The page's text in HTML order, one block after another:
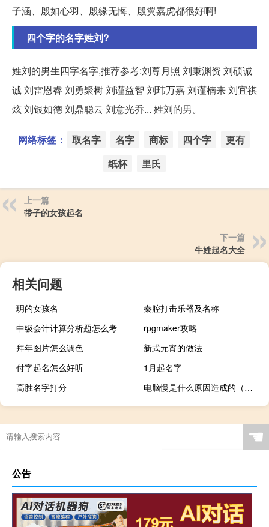
子涵、殷如心羽、殷缘无悔、殷翼嘉虎都很好啊!
四个字的名字姓刘?
姓刘的男生四字名字,推荐参考:刘尊月照 刘秉渊资 刘硕诚
诚 刘雷恩睿 刘勇聚树 刘谨益智 刘玮万嘉 刘谨楠来 刘宜祺
炫 刘银如德 刘鼎聪云 刘意光乔... 姓刘的男。
网络标签： 取名字 名字 商标 四个字
更有
纸杯
里氏
上一篇
带子的女孩起名
下一篇
牛姓起名大全
相关问题
玥的女孩名
秦腔打击乐器及名称
中级会计计算分析题怎么考
rpgmaker攻略
拜年图片怎么调色
新式元宵的做法
付字起名怎么好听
1月起名字
高胜名字打分
电脑慢是什么原因造成的（电脑慢是什么原因）
☚
公告